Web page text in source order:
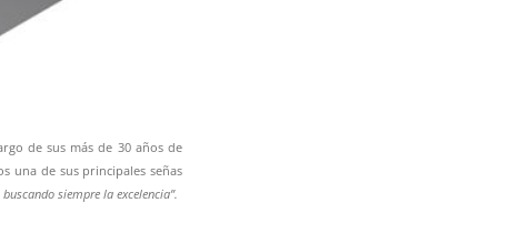
de sus más de 30 años de
una de sus principales señas
siempre la excelencia”.